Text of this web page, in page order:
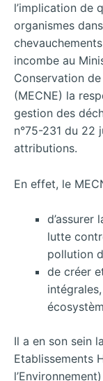
l’implication de
organismes
incombe au
Conservation
(MECNE) la
gestion des
n°75-231 du 22
attributions.
En effet, le
d’assurer
lutte
pollution
de créer
Il a en son sein
Etablissements